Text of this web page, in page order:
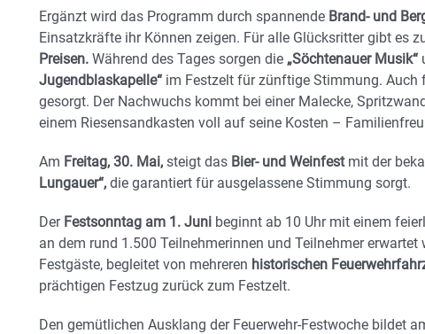
Ergänzt wird das Programm durch spannende Brand- und
Einsatzkräfte ihr Können zeigen. Für alle Glücksritter gibt es
Preisen. Während des Tages sorgen die „Söchtenauer Musik“
Jugendblaskapelle“ im Festzelt für zünftige Stimmung. Auch
gesorgt. Der Nachwuchs kommt bei einer Malecke,
einem Riesensandkasten voll auf seine Kosten –
Am Freitag, 30. Mai, steigt das Bier- und Weinfestmit der
Lungauer“, die garantiert für ausgelassene Stimmung sorgt.
Der Festsonntag am 1. Juni beginnt ab 10 Uhr mit einem
an dem rund 1.500 Teilnehmerinnen und Teilnehmererwartet
Festgäste, begleitet von mehreren historischen
prächtigen Festzug zurück zum Festzelt.
Den gemütlichen Ausklang der Feuerwehr-Festwoche bildet